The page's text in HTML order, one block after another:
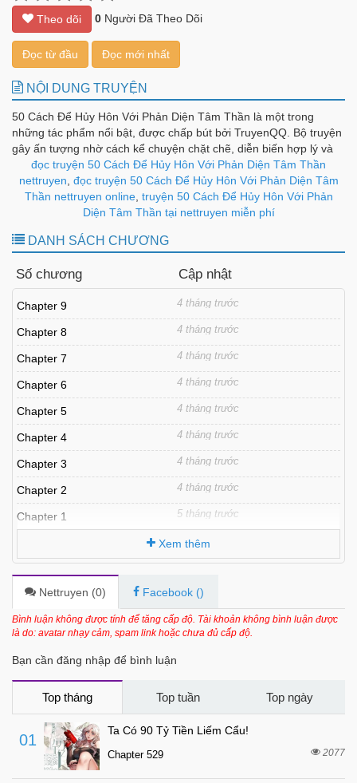
Theo dõi 0 Người Đã Theo Dõi
Đọc từ đầu Đọc mới nhất
NỘI DUNG TRUYỆN
50 Cách Để Hủy Hôn Với Phản Diện Tâm Thần là một trong
những tác phẩm nổi bật, được chấp bút bởi TruyenQQ. Bộ truyện
gây ấn tượng nhờ cách kể chuyện chặt chẽ, diễn biến hợp lý và
dàn nhân vật được xây dựng có chiều sâu, tạo nên sức hút bền bỉ
theo từng chương.
đọc truyện 50 Cách Để Hủy Hôn Với Phản Diện Tâm Thần
nettruyen đọc truyện 50 Cách Để Hủy Hôn Với Phản Diện Tâm
Thần nettruyen online, truyện 50 Cách Để Hủy Hôn Với Phản
Diện Tâm Thần tại nettruyen miễn phí
DANH SÁCH CHƯƠNG
Số chương Cập nhật
Chapter 9 4 tháng trước
Chapter 8 4 tháng trước
Chapter 7 4 tháng trước
Chapter 6 4 tháng trước
Chapter 5 4 tháng trước
Chapter 4 4 tháng trước
Chapter 3 4 tháng trước
Chapter 2 4 tháng trước
Chapter 1 5 tháng trước
Xem thêm
Nettruyen (0) Facebook ()
Bình luận không được tính để tăng cấp độ. Tài khoản không bình luận được
là do: avatar nhạy cảm, spam link hoặc chưa đủ cấp độ.
Bạn cần đăng nhập để bình luận
Top tháng Top tuần Top ngày
01
Ta Có 90 Tỷ Tiền Liếm Cẩu!
Chapter 529 2077